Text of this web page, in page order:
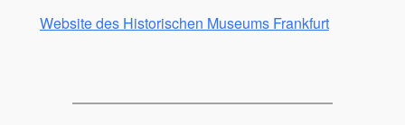
Website des Historischen Museums Frankfurt